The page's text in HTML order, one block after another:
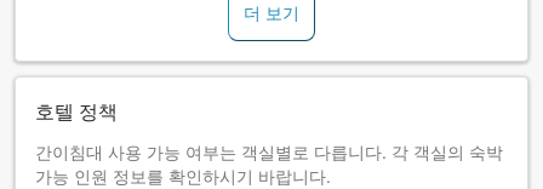
더 보기
호텔 정책
간이침대 사용 가능 여부는 객실별로 다릅니다. 각 객실의 숙박
가능 인원 정보를 확인하시기 바랍니다.